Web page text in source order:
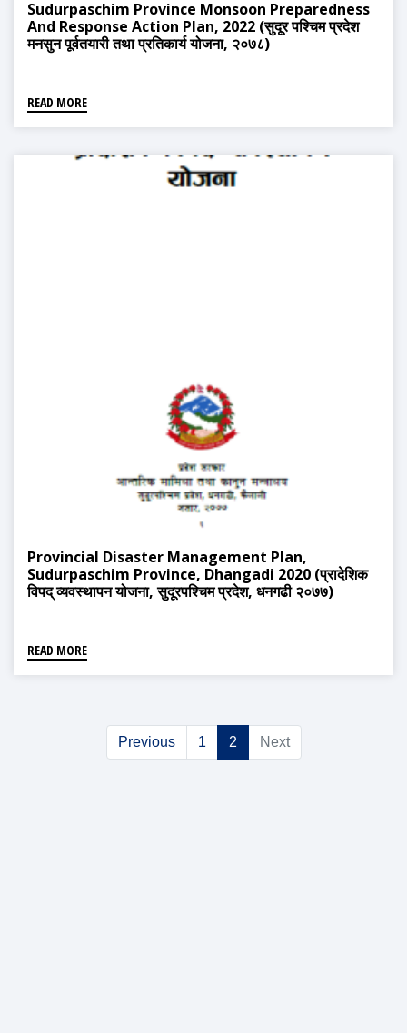
Sudurpaschim Province Monsoon Preparedness
And Response Action Plan, 2022 (सुदूर पश्चिम प्रदेश
मनसुन पूर्वतयारी तथा प्रतिकार्य योजना, २०७८)
READ MORE
Provincial Disaster Management Plan,
Sudurpaschim Province, Dhangadi 2020 (प्रादेशिक
विपद् व्यवस्थापन योजना, सुदूरपश्चिम प्रदेश, धनगढी २०७७)
READ MORE
Previous 1 2 Next